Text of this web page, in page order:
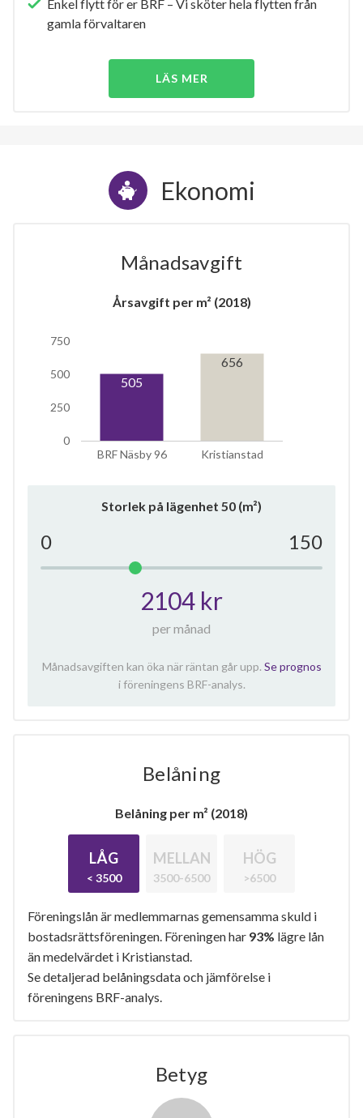
Enkel flytt för er BRF – Vi sköter hela flytten från
gamla förvaltaren
LÄS MER
Ekonomi
Månadsavgift
Årsavgift per m² (2018)
BRF Näsby 96 Kristianstad
0
250
500
750
505
656
Storlek på lägenhet 50 (m²)
0 150
2104 kr
per månad
Månadsavgiften kan öka när räntan går upp. Se prognos
i föreningens BRF-analys.
Belåning
Belåning per m² (2018)
LÅG
< 3500
MELLAN
3500-6500
HÖG
>6500
Föreningslån är medlemmarnas gemensamma skuld i
bostadsrättsföreningen. Föreningen har 93% lägre lån
än medelvärdet i Kristianstad.
Se detaljerad belåningsdata och jämförelse i
föreningens BRF-analys.
Betyg